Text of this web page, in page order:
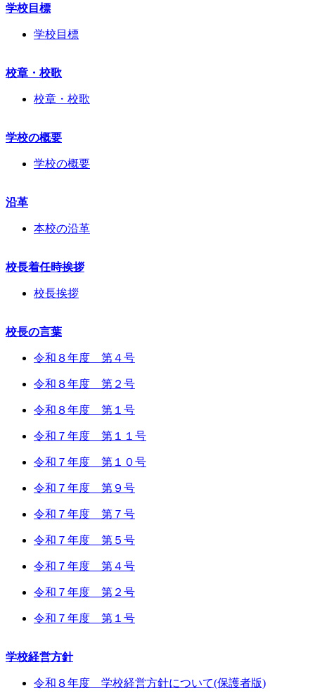
学校目標
学校目標
校章・校歌
校章・校歌
学校の概要
学校の概要
沿革
本校の沿革
校長着任時挨拶
校長挨拶
校長の言葉
令和８年度 第４号
令和８年度 第２号
令和８年度 第１号
令和７年度 第１１号
令和７年度 第１０号
令和７年度 第９号
令和７年度 第７号
令和７年度 第５号
令和７年度 第４号
令和７年度 第２号
令和７年度 第１号
学校経営方針
令和８年度 学校経営方針について(保護者版)